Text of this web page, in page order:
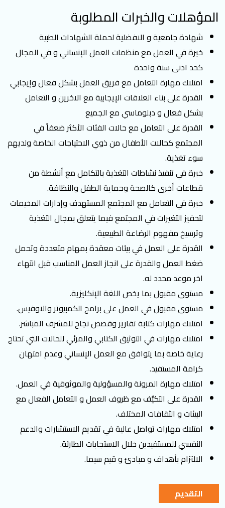
المؤهلات والخبرات المطلوبة
شهادة جامعية و الافضلية لحملة الشهادات الطبية
خبرة في العمل مع منظمات العمل الإنساني و في المجال
كحد ادنى سنة واحدة
امتلاك مهارة التعامل مع فريق العمل بشكل فعال وإيجابي
القدرة على بناء العلاقات الإيجابية مع الاخرين و التعامل
بشكل فعال و دبلوماسي مع الجميع
القدرة على التعامل مع حالات الفئات الأكثر ضعفاً في
المجتمع كحالات الأطفال من ذوي الاحتياجات الخاصة ولديهم
سوء تغذية.
خبرة في تنفيذ نشاطات التغذية بالتكامل مع أنشطة من
قطاعات أخرى كالصحة وحماية الطفل والنظافة.
خبرة في التعامل مع المجتمع المستهدف وإدارات المخيمات
لتحفيز التغيرات في المجتمع فيما يتعلق بمجال التغذية
وترسيخ مفهوم الرضاعة الطبيعية.
القدرة على العمل في بيئات معقدة بمهام متعددة وتحمل
ضغط العمل والقدرة على انجاز العمل المناسب قبل انتهاء
اخر موعد محدد له.
مستوى مقبول بما يخص اللغة الإنكليزية.
مستوى مقبول في العمل على برامج الكمبيوتر والاوفيس.
امتلاك مهارات كتابة تقارير وقصص نجاح للمشرف المباشر.
امتلاك مهارات في التوثيق الكتابي والمرئي للحالات التي تحتاج
رعاية خاصة بما يتوافق مع العمل الإنساني وعدم امتهان
كرامة المستفيد.
امتلاك مهارة المرونة والمسؤولية والموثوقية في العمل.
القدرة على التكيُّف مع ظروف العمل و التعامل الفعال مع
البيئات و الثقافات المختلف.
امتلاك مهارات تواصل عالية في تقديم الاستشارات والدعم
النفسي للمستفيدين خلال الاستجابات الطارئة.
الالتزام بأهداف و مبادئ و قيم سيما.
التقديم